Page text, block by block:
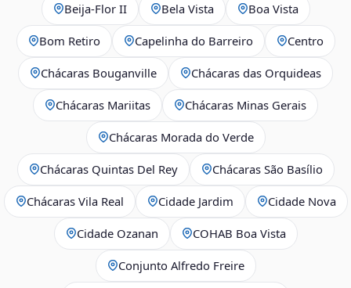
Beija‑Flor II Bela Vista Boa Vista
Bom Retiro Capelinha do Barreiro Centro
Chácaras Bouganville Chácaras das Orquideas
Chácaras Mariitas Chácaras Minas Gerais
Chácaras Morada do Verde
Chácaras Quintas Del Rey Chácaras São Basílio
Chácaras Vila Real Cidade Jardim Cidade Nova
Cidade Ozanan COHAB Boa Vista
Conjunto Alfredo Freire